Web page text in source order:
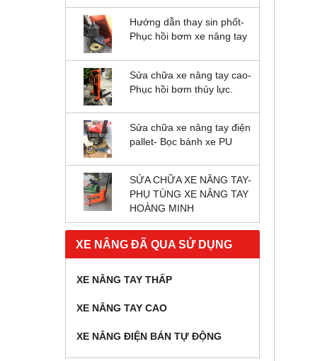
Hướng dẫn thay sin phốt-
Phục hồi bơm xe nâng tay
Sửa chữa xe nâng tay cao-
Phục hồi bơm thủy lực.
Sửa chữa xe nâng tay điện
pallet- Bọc bánh xe PU
SỬA CHỮA XE NÂNG TAY-
PHỤ TÙNG XE NÂNG TAY
HOÀNG MINH
XE NÂNG ĐÃ QUA SỬ DỤNG
XE NÂNG TAY THẤP
XE NÂNG TAY CAO
XE NÂNG ĐIỆN BÁN TỰ ĐỘNG